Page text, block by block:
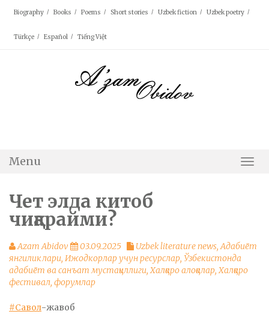
Biography Books Poems Short stories Uzbek fiction Uzbek poetry
Türkçe Español Tiếng Việt
Menu
Чет элда китоб
чиқарайми?
Azam Abidov 03.09.2025 Uzbek literature news,Адабиёт
янгиликлари, Ижодкорлар учун ресурслар, Ўзбекистонда
адабиёт ва санъат мустақиллиги,Халқаро алоқалар,Халқаро
фестивал, форумлар
#Савол-жавоб